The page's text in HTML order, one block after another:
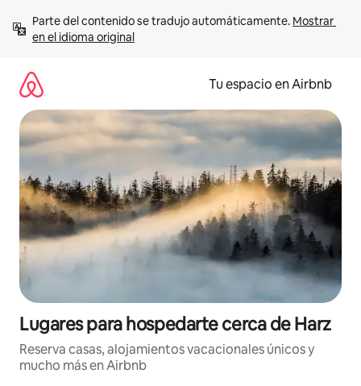
contenido
Parte del contenido se tradujo automáticamente. Mostrar
en el idioma original
Tu espacio en Airbnb
Lugares para hospedarte cerca de Harz
Reserva casas, alojamientos vacacionales únicos y
mucho más en Airbnb